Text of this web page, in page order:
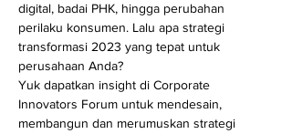
digital, badai PHK, hingga perubahan
perilaku konsumen. Lalu apa strategi
transformasi 2023 yang tepat untuk
perusahaan Anda?
Yuk dapatkan insight di Corporate
Innovators Forum untuk mendesain,
membangun dan merumuskan strategi